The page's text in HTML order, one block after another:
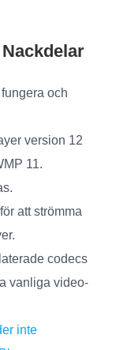
och
version 12
11.
att strömma
codecs
vanliga video-
inte